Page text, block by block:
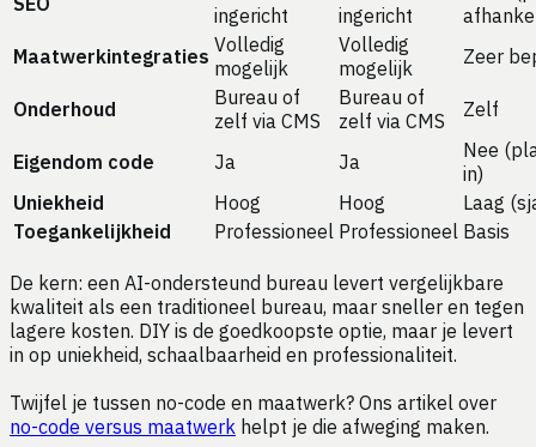
ingericht
ingericht
Maatwerkintegraties Volledig
mogelijk
Volledig
mogelijk
Zeer
Onderhoud
Bureau of
zelf via CMS
Bureau of
zelf via CMS
Zelf
Eigendom code Ja Ja
Nee
in)
Uniekheid
Hoog Hoog
Laag
Toegankelijkheid
Professioneel Professioneel Basis
De kern: een AI-ondersteund bureau levert vergelijkbare
kwaliteit als een traditioneel bureau, maar sneller en tegen
lagere kosten. DIY is de goedkoopste optie, maar je levert
in op uniekheid, schaalbaarheid en professionaliteit.
Twijfel je tussen no-code en maatwerk? Ons artikel over
no-code versus maatwerk helpt je die afweging maken.